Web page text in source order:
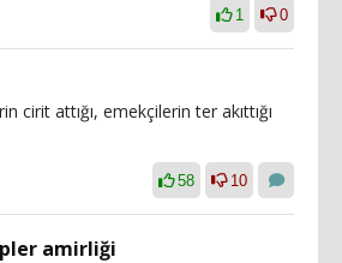
1 0
cirit attığı, emekçilerin ter akıttığı
58 10
amirliği